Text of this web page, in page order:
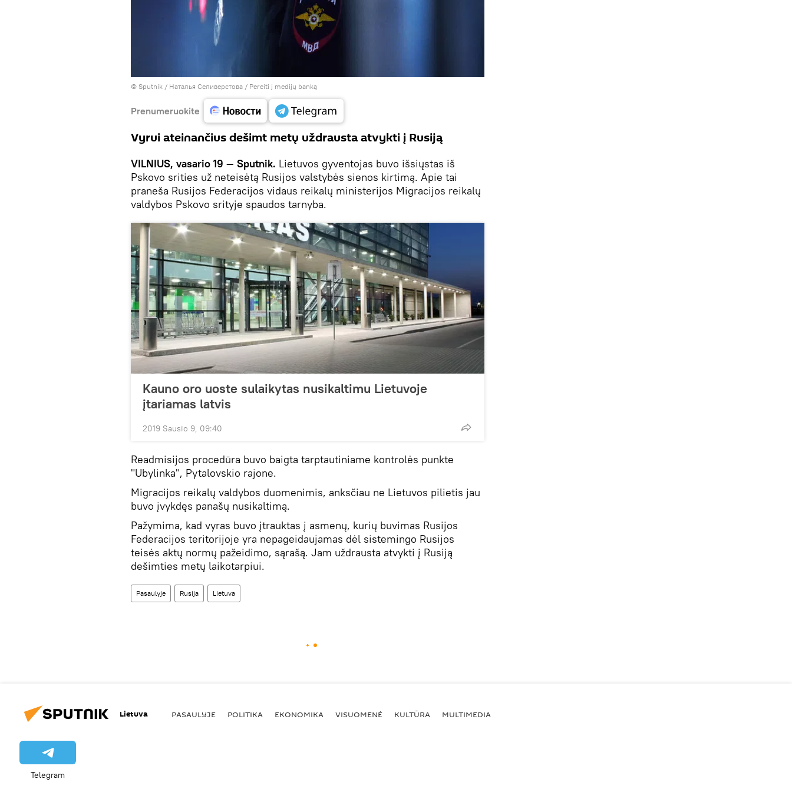
© Sputnik / Наталья Селиверстова / Pereiti į medijų banką
Prenumeruokite
Vyrui ateinančius dešimt metų uždrausta atvykti į Rusiją
VILNIUS, vasario 19 — Sputnik. Lietuvos gyventojas buvo išsiųstas iš
Pskovo srities už neteisėtą Rusijos valstybės sienos kirtimą. Apie tai
praneša Rusijos Federacijos vidaus reikalų ministerijos Migracijos reikalų
valdybos Pskovo srityje spaudos tarnyba.
Kauno oro uoste sulaikytas nusikaltimu Lietuvoje
įtariamas latvis
2019 Sausio 9, 09:40
Readmisijos procedūra buvo baigta tarptautiniame kontrolės punkte
"Ubylinka", Pytalovskio rajone.
Migracijos reikalų valdybos duomenimis, anksčiau ne Lietuvos pilietis jau
buvo įvykdęs panašų nusikaltimą.
Pažymima, kad vyras buvo įtrauktas į asmenų, kurių buvimas Rusijos
Federacijos teritorijoje yra nepageidaujamas dėl sistemingo Rusijos
teisės aktų normų pažeidimo, sąrašą. Jam uždrausta atvykti į Rusiją
dešimties metų laikotarpiui.
Pasaulyje Rusija Lietuva
Lietuva PASAULYJE POLITIKA EKONOMIKA VISUOMENĖ KULTŪRA MULTIMEDIA
Telegram